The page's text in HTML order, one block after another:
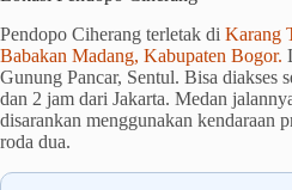
Pendopo Ciherang terletak di Karang
Babakan Madang, Kabupaten Bogor.
Gunung Pancar, Sentul. Bisa diakses
dan 2 jam dari Jakarta. Medan
disarankan menggunakan kendaraan
roda dua.